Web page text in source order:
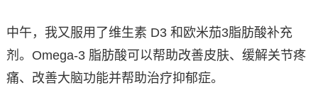
中午，我又服用了维生素 D3 和欧米茄3脂肪酸补充
剂。Omega-3 脂肪酸可以帮助改善皮肤、缓解关节疼
痛、改善大脑功能并帮助治疗抑郁症。